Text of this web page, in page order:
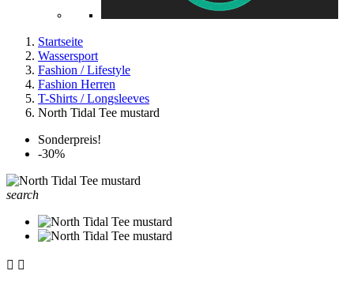
Startseite
Wassersport
Fashion / Lifestyle
Fashion Herren
T-Shirts / Longsleeves
North Tidal Tee mustard
Sonderpreis!
-30%
search
 